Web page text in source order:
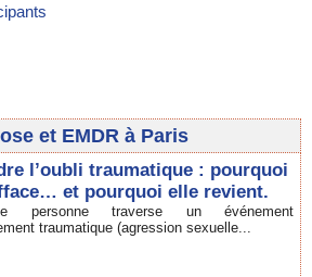
et EMDR à Paris
l’oubli traumatique : pourquoi
et pourquoi elle revient.
personne traverse un événement
traumatique (agression sexuelle...